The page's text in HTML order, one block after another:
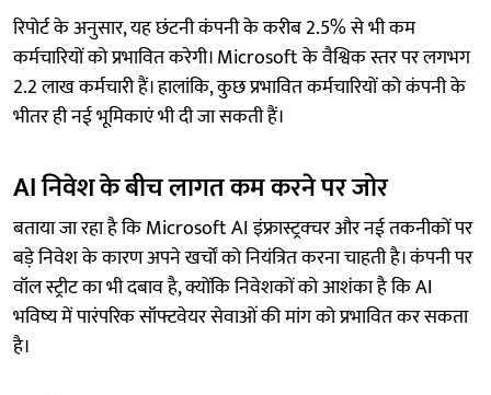
रिपोर्ट के अनुसार, यह छंटनी कंपनी के करीब 2.5% से भी कम
कर्मचारियों को प्रभावित करेगी। Microsoft के वैश्विक स्तर पर लगभग
2.2 लाख कर्मचारी हैं। हालांकि, कुछ प्रभावित कर्मचारियों को कंपनी के
भीतर ही नई भूमिकाएं भी दी जा सकती हैं।
AI निवेश के बीच लागत कम करने पर जोर
बताया जा रहा है कि Microsoft AI इंफ्रास्ट्रक्चर और नई तकनीकों पर
बड़े निवेश के कारण अपने खर्चों को नियंत्रित करना चाहती है। कंपनी पर
वॉल स्ट्रीट का भी दबाव है, क्योंकि निवेशकों को आशंका है कि AI
भविष्य में पारंपरिक सॉफ्टवेयर सेवाओं की मांग को प्रभावित कर सकता
है।